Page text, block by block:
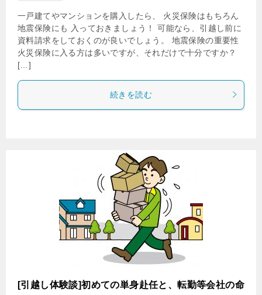
一戸建てやマンションを購入したら、 火災保険はもちろん
地震保険にも 入っておきましょう！ 可能なら、引越し前に
資料請求をしておくのが良いでしょう。 地震保険の重要性
火災保険に入る方は多いですが、それだけで十分ですか？
[…]
続きを読む
[引越し体験談]初めての単身赴任と、転勤等会社の命